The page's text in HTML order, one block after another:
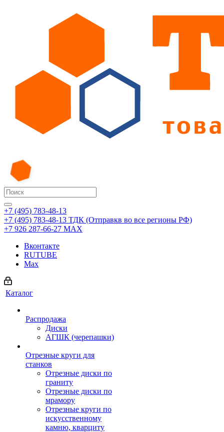
+7 (495) 783-48-13
+7 (495) 783-48-13 ТДК (Отправкв во все регионы РФ)
+7 926 287-66-27 МАХ
Вконтакте
RUTUBE
Max
Каталог
Распродажа
Диски
АГШК (черепашки)
Отрезные круги для
станков
Отрезные диски по
граниту
Отрезные диски по
мрамору
Отрезные круги по
искусственному
камню, кварциту